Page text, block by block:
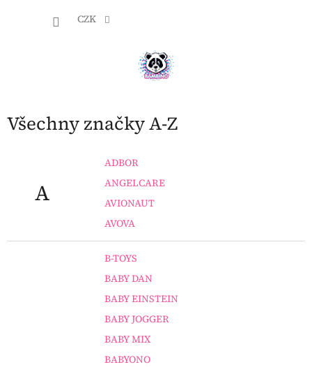
CZK
Všechny značky A-Z
A
ADBOR
ANGELCARE
AVIONAUT
AVOVA
B-TOYS
BABY DAN
BABY EINSTEIN
BABY JOGGER
BABY MIX
BABYONO